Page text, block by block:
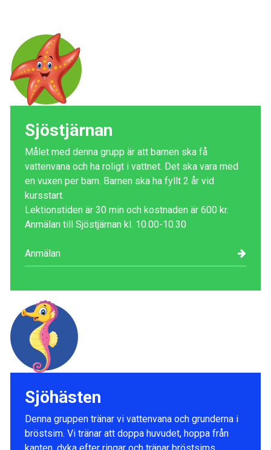
Sjöstjärnan
Målet med denna grupp är att barnen ska få
vattenvana och ha roligt i vattnet. Det ska vara med
en vuxen per barn. Barnen ska ha fyllt 2 år vid
kursstart.
Lektionstiden är 30 min och kostnaden är 600 kr.
Anmälan till Sjöstjärnan kl. 10.00-10.30
Anmälan
Sjöhästen
Denna gruppen tränar vi vattenvana och grunderna i
bröstsim. Vi tränar att doppa huvudet, hoppa från